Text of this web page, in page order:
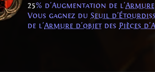
25% d'Augmentation de l'Armure
Vous gagnez du Seuil
de l'Armure d'objetdes Pièces